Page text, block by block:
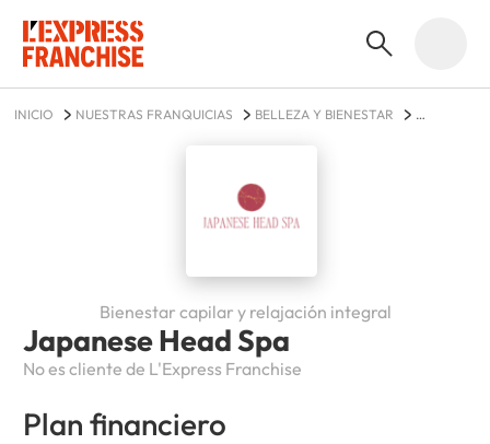
INICIO NUESTRAS FRANQUICIAS
BELLEZA Y BIENESTAR
Japanese Head Spa
No es cliente de L'Express Franchise
Bienestar capilar y relajación integral
Plan financiero